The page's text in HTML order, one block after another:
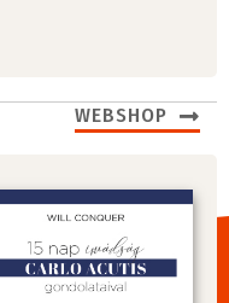
WEBSHOP